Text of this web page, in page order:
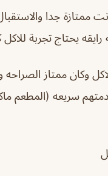
ممتازة جدا
رايقه يحتاج تجربة
وكان ممتاز الصراحه
سريعه (المطعم